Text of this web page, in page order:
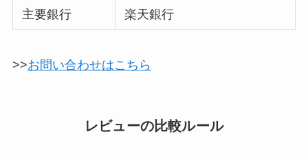
主要銀行 楽天銀行
>>お問い合わせはこちら
レビューの比較ルール